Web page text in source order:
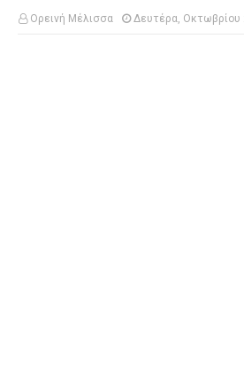
Ορεινή Μέλισσα Δευτέρα, Οκτωβρίου